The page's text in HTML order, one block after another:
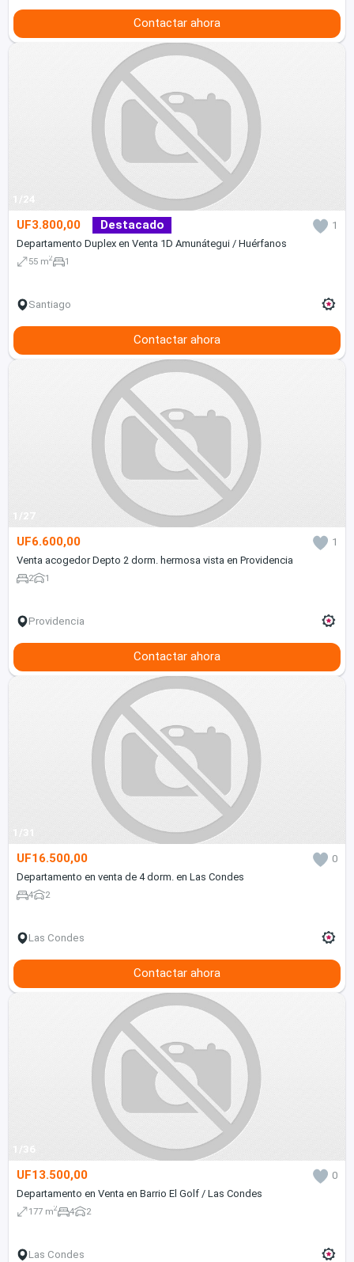
Contactar ahora
1/24
UF3.800,00 Destacado
1
Departamento Duplex en Venta 1D Amunátegui / Huérfanos
55 m2 1
Santiago
Contactar ahora
1/27
UF6.600,00
1
Venta acogedor Depto 2 dorm. hermosa vista en Providencia
2 1
Providencia
Contactar ahora
1/31
UF16.500,00
0
Departamento en venta de 4 dorm. en Las Condes
4 2
Las Condes
Contactar ahora
1/36
UF13.500,00
0
Departamento en Venta en Barrio El Golf / Las Condes
177 m2 4 2
Las Condes